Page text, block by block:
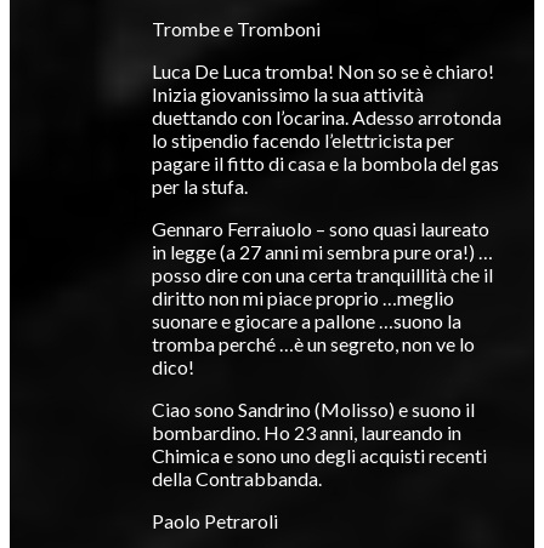
Trombe e Tromboni
Luca De Luca tromba! Non so se è chiaro!
Inizia giovanissimo la sua attività
duettando con l’ocarina. Adesso arrotonda
lo stipendio facendo l’elettricista per
pagare il fitto di casa e la bombola del gas
per la stufa.
Gennaro Ferraiuolo – sono quasi laureato
in legge (a 27 anni mi sembra pure ora!) …
posso dire con una certa tranquillità che il
diritto non mi piace proprio …meglio
suonare e giocare a pallone …suono la
tromba perché …è un segreto, non ve lo
dico!
Ciao sono Sandrino (Molisso) e suono il
bombardino. Ho 23 anni, laureando in
Chimica e sono uno degli acquisti recenti
della Contrabbanda.
Paolo Petraroli